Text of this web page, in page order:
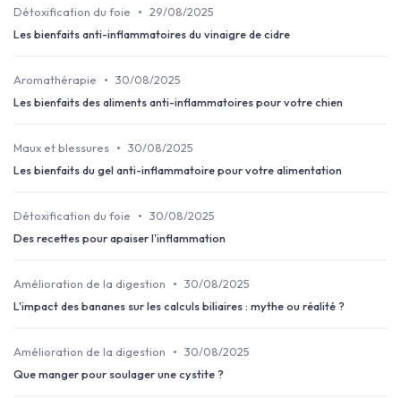
Détoxification du foie • 29/08/2025
Les bienfaits anti-inflammatoires du vinaigre de cidre
Aromathérapie • 30/08/2025
Les bienfaits des aliments anti-inflammatoires pour votre chien
Maux et blessures • 30/08/2025
Les bienfaits du gel anti-inflammatoire pour votre alimentation
Détoxification du foie • 30/08/2025
Des recettes pour apaiser l'inflammation
Amélioration de la digestion • 30/08/2025
L'impact des bananes sur les calculs biliaires : mythe ou réalité ?
Amélioration de la digestion • 30/08/2025
Que manger pour soulager une cystite ?